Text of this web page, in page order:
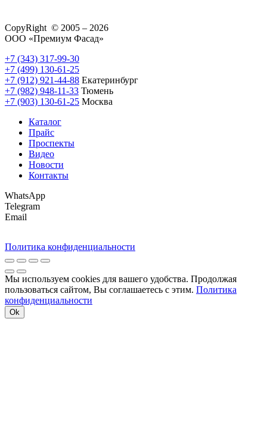
CopyRight © 2005 – 2026
ООО «Премиум Фасад»
+7 (343) 317-99-30
+7 (499) 130-61-25
+7 (912) 921-44-88 Екатеринбург
+7 (982) 948-11-33 Тюмень
+7 (903) 130-61-25 Москва
Каталог
Прайс
Проспекты
Видео
Новости
Контакты
WhatsApp
Telegram
Email
Политика конфиденциальности
Мы используем cookies для вашего удобства. Продолжая
пользоваться сайтом, Вы соглашаетесь с этим. Политика
конфиденциальности
Ok